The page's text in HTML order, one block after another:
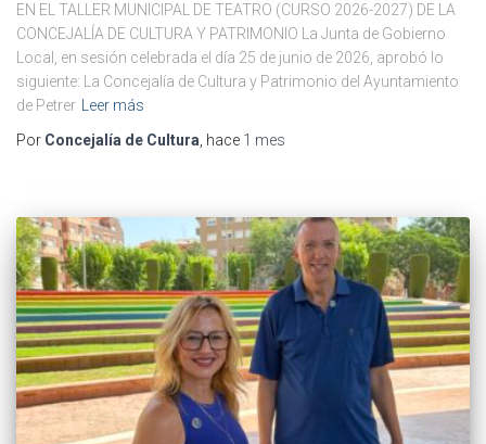
EN EL TALLER MUNICIPAL DE TEATRO (CURSO 2026-2027) DE LA
CONCEJALÍA DE CULTURA Y PATRIMONIO La Junta de Gobierno
Local, en sesión celebrada el día 25 de junio de 2026, aprobó lo
siguiente: La Concejalía de Cultura y Patrimonio del Ayuntamiento
de Petrer
Leer más
Por Concejalía de Cultura , hace 1 mes